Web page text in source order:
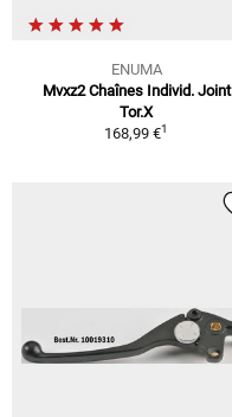
ENUMA
Mvxz2 Chaînes Individ. Joint
Tor.X
168,99 €1